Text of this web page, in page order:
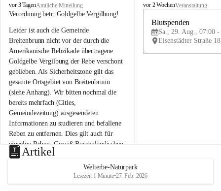
B
r
i
t
e
n
b
r
u
n
n
a
m
N
e
u
s
d
vor 3 TagenAmtliche Mitteilung
Verordnung betr. Goldgelbe Vergilbung!
Leider ist auch die Gemeinde
Breitenbrunn nicht vor der durch die
Amerikanische Rebzikade übertragene
Goldgelbe Vergilbung der Rebe verschont
geblieben. Als Sicherheitszone gilt das
gesamte Ortsgebiet von Breitenbrunn
(siehe Anhang). Wir bitten nochmal die
bereits mehrfach (Cities,
Gemeindezeitung) ausgesendeten
Informationen zu studieren und befallene
Reben zu entfernen. Dies gilt auch für
einzelne Reben. Gemäß Burgenländischen
Weinbaugesetz sind nicht gepflegte oder
unzulässige Weingärten zu roden! Bitte
helfen wir zusammen um unsere Winzer
vor den prognostizierten Ernteausfällen
B
e
u
e
d
vor 2 WochenVeranstaltung
Blutspenden
Sa., 29. Aug., 07:00 -
Artikel
Welterbe-Naturpark
Lesezeit 1 Minute•27. Feb. 2026